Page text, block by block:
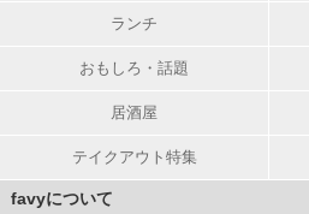
ランチ
おもしろ・話題
居酒屋
テイクアウト特集
favyについて